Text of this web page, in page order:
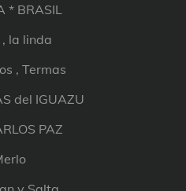
* BRASIL
la linda
, Termas
del IGUAZU
PAZ